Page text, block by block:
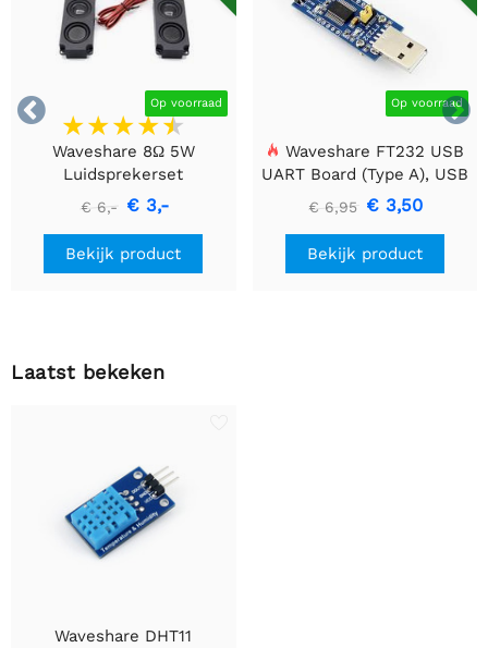

 Op voorraad
Waveshare 8Ω 5W
Luidsprekerset
€ 6,- € 3,-
Bekijk product
Op voorraad
Waveshare FT232 USB
UART Board (Type A), USB
naar TTL (UART)
Communicatiemodule
€ 6,95 € 3,50
Bekijk product
Laatst bekeken
Waveshare DHT11